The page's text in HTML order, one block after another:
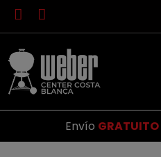
Envío GRATUITO